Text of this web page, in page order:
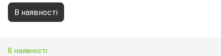
В наявності
В наявності